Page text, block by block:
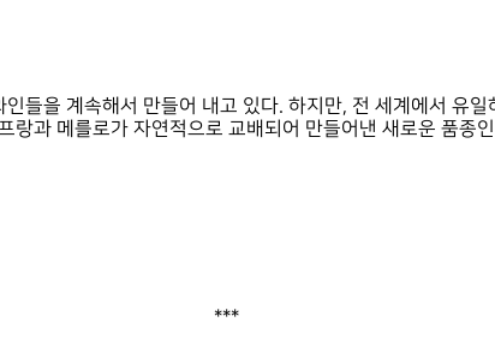
들을 계속해서 만들어 내고 있다. 하지만, 전 세계에서 유
과 메를로가 자연적으로 교배되어 만들어낸 새로운 품종
***